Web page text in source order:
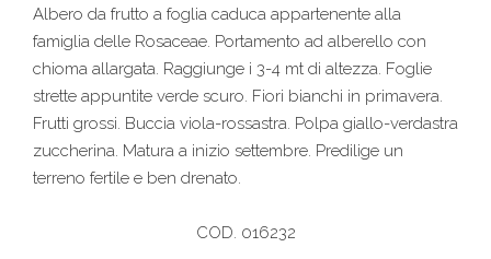
Albero da frutto a foglia caduca appartenente alla
famiglia delle Rosaceae. Portamento ad alberello con
chioma allargata. Raggiunge i 3-4 mt di altezza. Foglie
strette appuntite verde scuro. Fiori bianchi in primavera.
Frutti grossi. Buccia viola-rossastra. Polpa giallo-verdastra
zuccherina. Matura a inizio settembre. Predilige un
terreno fertile e ben drenato.
COD. 016232